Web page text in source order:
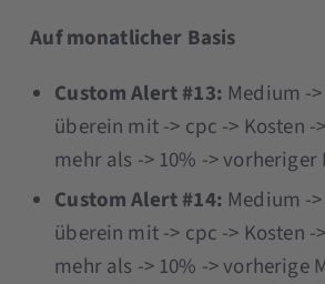
Auf monatlicher Basis
Custom Alert #13: Medium -
überein mit -> cpc -> Kosten -
mehr als -> 10% -> vorheriger
Custom Alert #14: Medium -
überein mit -> cpc -> Kosten -
mehr als -> 10% -> vorherige